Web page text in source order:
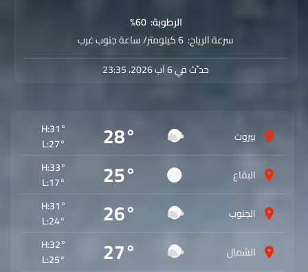
الرطوبة: 60%
سرعة الرياح: 6 كيلومتر/ ساعة جنوب غرب
حدِّث في 6 آب 2026، 23:35
بيروت 28°
H:31°
L:27°
البقاع
25°
H:33°
L:17°
الجنوب
26°
H:31°
L:24°
الشمال
27°
H:32°
L:25°